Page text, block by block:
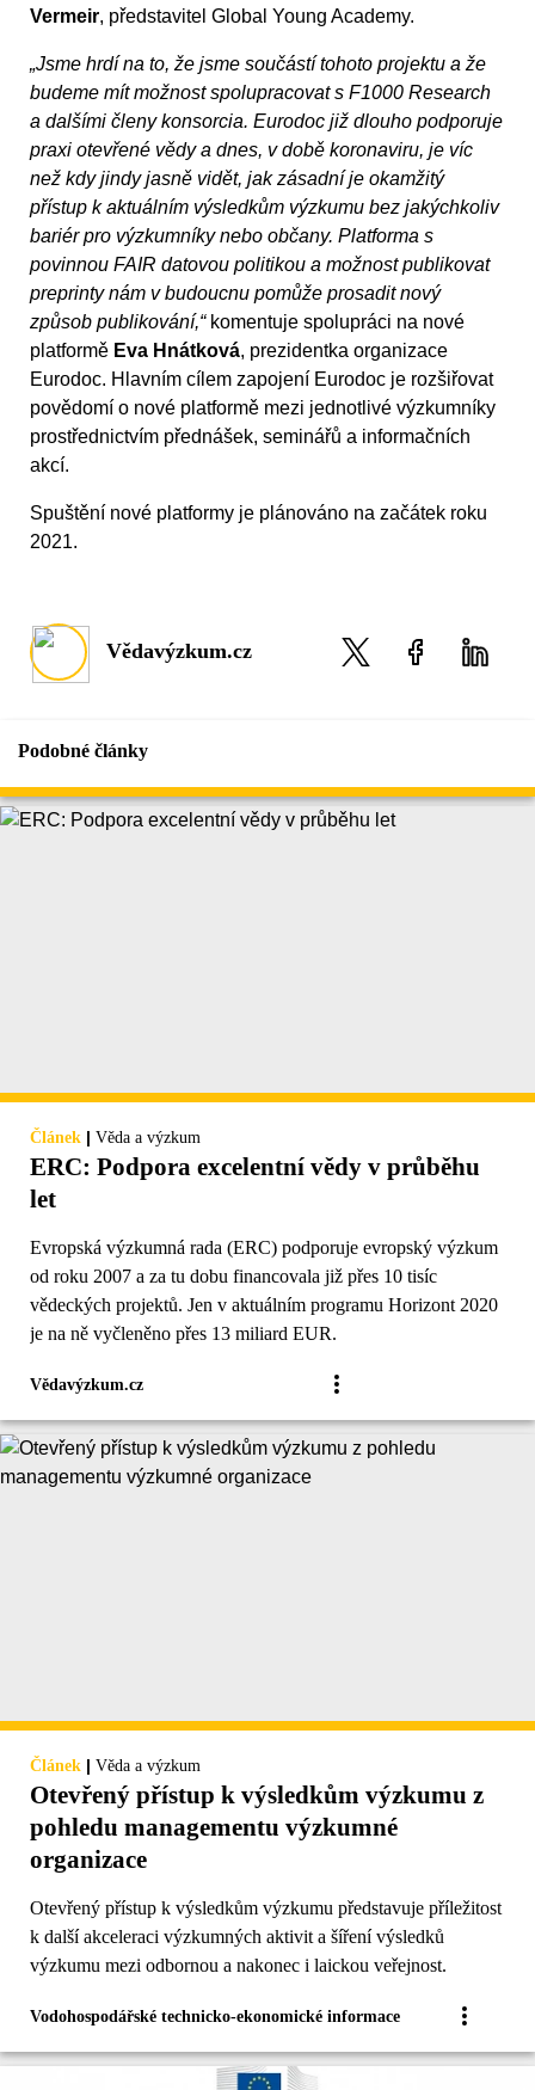
Vermeir, představitel Global Young Academy.
„Jsme hrdí na to, že jsme součástí tohoto projektu a že
budeme mít možnost spolupracovat s F1000 Research
a dalšími členy konsorcia. Eurodoc již dlouho podporuje
praxi otevřené vědy a dnes, v době koronaviru, je víc
než kdy jindy jasně vidět, jak zásadní je okamžitý
přístup k aktuálním výsledkům výzkumu bez jakýchkoliv
bariér pro výzkumníky nebo občany. Platforma s
povinnou FAIR datovou politikou a možnost publikovat
preprinty nám v budoucnu pomůže prosadit nový
způsob publikování,“komentuje spolupráci na nové
platformě Eva Hnátková, prezidentka organizace
Eurodoc. Hlavním cílem zapojení Eurodoc je rozšiřovat
povědomí o nové platformě mezi jednotlivé výzkumníky
prostřednictvím přednášek, seminářů a informačních
akcí.
Spuštění nové platformy je plánováno na začátek roku
2021.
Vědavýzkum.cz
Podobné články
Článek | Věda a výzkum
ERC: Podpora excelentní vědy v průběhu
let
Evropská výzkumná rada (ERC) podporuje evropský výzkum
od roku 2007 a za tu dobu financovala již přes 10 tisíc
vědeckých projektů. Jen v aktuálním programu Horizont 2020
je na ně vyčleněno přes 13 miliard EUR.
Vědavýzkum.cz
Článek | Věda a výzkum
Otevřený přístup k výsledkům výzkumu z
pohledu managementu výzkumné
organizace
Otevřený přístup k výsledkům výzkumu představuje příležitost
k další akceleraci výzkumných aktivit a šíření výsledků
výzkumu mezi odbornou a nakonec i laickou veřejnost.
Vodohospodářské technicko-ekonomické informace